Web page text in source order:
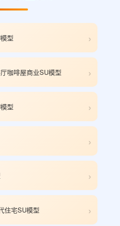
型 ›
咖啡屋商业SU模型 ›
型 ›
›
›
住宅SU模型 ›